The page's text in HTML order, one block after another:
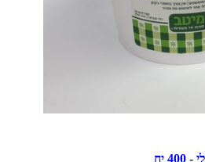
יח